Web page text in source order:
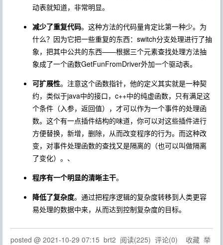
动表就知道，非常明显。
减少了重复代码。这种方法的代码量肯定比第一种少。为
什么？因为它把一些重复的东西：switch分支处理进行了抽
象，把其中公共的东西——根据三个元素查找处理方法抽
象成了一个函数GetFunFromDriver外加一个驱动表。
可扩展性。注意这个函数指针，他的定义其实就是一种契
约，类似于java中的接口，c++中的纯虚函数，只有满足这
个条件（入参，返回值），才可以作为一个事件的处理函
数。这个有一点插件结构的味道，你可以对这些插件进行
方便替换，新增，删除，从而改变程序的行为。而这种改
变，对事件处理函数的查找又是隔离的（也可以叫做隔离
了变化）。、
程序有一个明显的清晰主干。
降低了复杂度。通过把程序逻辑的复杂度转移到人类更容
易处理的数据中来，从而达到控制复杂度的目标。
posted @ 2021-10-29 07:15 brt2 阅读(225) 评论(0) 收藏 举